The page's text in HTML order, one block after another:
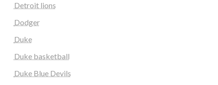
Detroit lions
Dodger
Duke
Duke basketball
Duke Blue Devils